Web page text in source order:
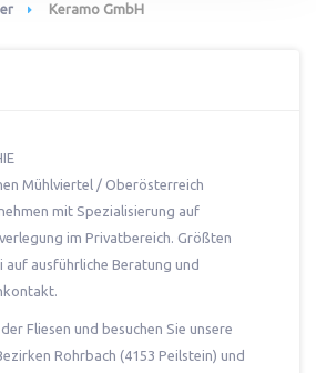
Keramo GmbH
Mühlviertel / Oberösterreich
mit Spezialisierung auf
im Privatbereich. Größten
ausführliche Beratung und
Fliesen und besuchen Sie unsere
Rohrbach (4153 Peilstein) und